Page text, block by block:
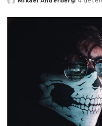
Posted